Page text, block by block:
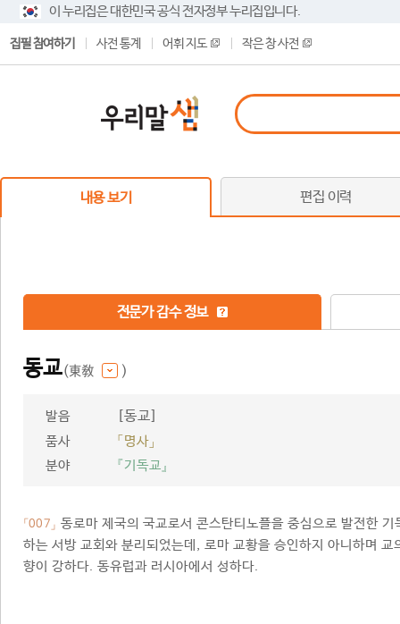
이 누리집은 대한민국 공식 전자정부 누리집입니다.
집필 참여하기 사전 통계 어휘 지도 작은 창 사전
내용 보기 편집 이력
전문가 감수 정보
동교(東敎 )
발음 [동교]
품사
「명사」
분야
『기독교』
「007」 동로마 제국의 국교로서 콘스탄티노플을 중심으로 발전한
하는 서방 교회와 분리되었는데, 로마 교황을 승인하지 아니하며
향이 강하다. 동유럽과 러시아에서 성하다.